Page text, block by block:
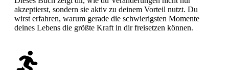
akzeptierst, sondern sie aktiv zu deinem Vorteil nutzt. Du
wirst erfahren, warum gerade die schwierigsten Momente
deines Lebens die größte Kraft in dir freisetzen können.